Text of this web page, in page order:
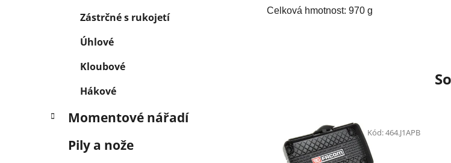
Zástrčné s rukojetí
Úhlové
Kloubové
Hákové
Momentové nářadí
Pily a nože
Celková hmotnost: 970 g
Kód:464.J1APB